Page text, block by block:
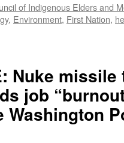
of Indigenous Elders and
, Environment, First Nation,
Nuke
job
Washington